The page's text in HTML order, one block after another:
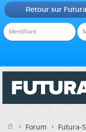
Retour sur Futura
Forum
Futura-